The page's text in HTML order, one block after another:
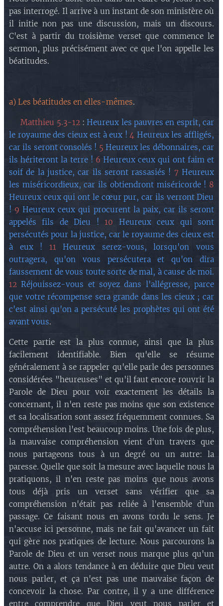
pas interrogé. Il arrive à un instant de son ministère où
il initie non pas une discussion, mais un discours.
C'est à partir du troisième verset que commence le
sermon, plus précisément avec ce que l'on appelle les
béatitudes.
a) Les béatitudes en elles-mêmes.
❇️​Matthieu 5.3-12:Heureux les pauvres en esprit, car
le royaume des cieux est à eux !4 Heureux les affligés,
car ils seront consolés ! 5 Heureux les débonnaires, car
ils hériteront la terre !6 Heureux ceux qui ont faim et
soif de la justice, car ils seront rassasiés ! 7 Heureux
les miséricordieux, car ils obtiendront miséricorde ! 8
Heureux ceux qui ont le cœur pur, car ils verront Dieu
! 9 Heureux ceux qui procurent la paix, car ils seront
appelés fils de Dieu !10 Heureux ceux qui sont
persécutés pour la justice, car le royaume des cieux est
à eux ! 11 Heureux serez-vous, lorsqu'on vous
outragera, qu'on vous persécutera et qu'on dira
faussement de vous toute sorte de mal, à cause de moi.
12 Réjouissez-vous et soyez dans l'allégresse, parce
que votre récompense sera grande dans les cieux ; car
c'est ainsi qu'on a persécuté les prophètes qui ont été
avant vous.
Cette partie est la plus connue, ainsi que la plus
facilement identifiable. Bien qu'elle se résume
généralement à se rappeler qu'elle parle des personnes
considérées "heureuses" et qu'il faut encore rouvrir la
Parole de Dieu pour voir exactement les détails la
concernant, il n'en reste pas moins que son existence
et sa localisation sont assez fréquemment connues. Sa
compréhension l'est beaucoup moins. Une fois de plus,
la mauvaise compréhension vient d'un travers que
nous partageons tous à un degré ou un autre: la
paresse. Quelle que soit la mesure avec laquelle nous la
pratiquons, il n'en reste pas moins que nous avons
tous déjà pris un verset sans vérifier que sa
compréhension n'était pas reliée à l'ensemble d'un
passage. Ce faisant nous en avons tordu le sens. Je
n'accuse ici personne, mais ne fait qu'avancer un fait
qui gère nos pratiques de lecture. Nous parcourons la
Parole de Dieu et un verset nous marque plus qu'un
autre. On a alors tendance à en déduire que Dieu veut
nous parler, et ça n'est pas une mauvaise façon de
concevoir la chose. Par contre, il y a une différence
entre comprendre que Dieu veut nous parler et